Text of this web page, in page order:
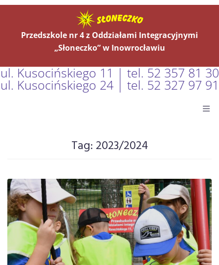
Przedszkole nr 4 z Oddziałami Integracyjnymi
„Słoneczko” w Inowrocławiu
ul. Kusocińskiego 11 | tel. 52 357 81 30
ul. Kusocińskiego 24 | tel. 52 327 97 91
O Nas
Grupy
Kontakt
Tag: 2023/2024